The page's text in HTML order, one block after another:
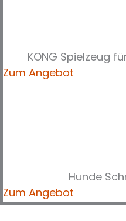
KONG Spielzeug
Zum Angebot
Hunde
Zum Angebot